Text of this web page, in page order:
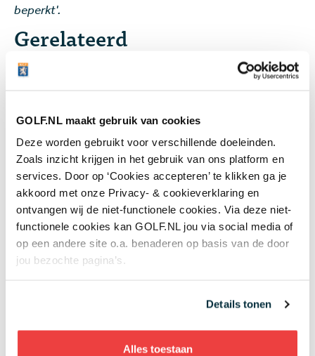
GOLF.NL maakt gebruik van cookies
Deze worden gebruikt voor verschillende doeleinden.
Zoals inzicht krijgen in het gebruik van ons platform en
services. Door op ‘Cookies accepteren’ te klikken ga je
akkoord met onze Privacy- & cookieverklaring en
ontvangen wij de niet-functionele cookies. Via deze niet-
functionele cookies kan GOLF.NL jou via social media of
op een andere site o.a. benaderen op basis van de door
jou bezochte pagina’s.
Details tonen
Alles toestaan
beperkt'.
Gerelateerd
HGE: 'Dit wordt weer een
prachtige golfbaan'
'Onbeperkt speelrecht is niet
houdbaar': HGE hervormt de
Nederlandse golfmarkt, en bezit
nu al 14 banen
Voordelig golfen zonder